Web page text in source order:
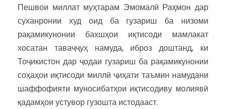
Пешвои миллат муҳтарам Эмомалӣ Раҳмон дар
суханронии худ оид ба гузариш ба низоми
рақамикунонии бахшҳои иқтисоди мамлакат
хосатан таваҷҷуҳ намуда, иброз доштанд, ки
Тоҷикистон дар ҷодаи гузариш ба рақамикунонии
соҳаҳои иқтисоди миллӣ ҷиҳати таъмин намудани
шаффофияти муносибатҳои иқтисодиву молиявӣ
қадамҳои устувор гузошта истодааст.